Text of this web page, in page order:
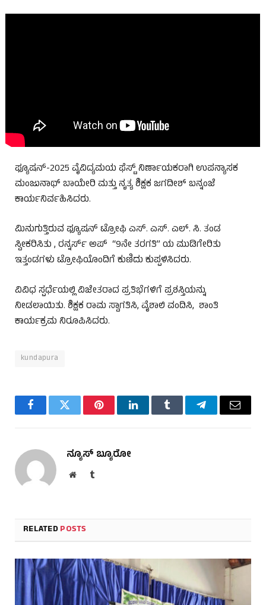
ಫ್ಯೂಷನ್-2025 ವೈವಿದ್ಯಮಯ ಫೆಸ್ಟ್ ನಿರ್ಣಾಯಕರಾಗಿ ಉಪನ್ಯಾಸಕ
ಮಂಜುನಾಥ್ ಬಾಯೇರಿ ಮತ್ತು ನೃತ್ಯ ಶಿಕ್ಷಕ ಜಗದೀಶ್ ಬನ್ನಂಜೆ
ಕಾರ್ಯನಿರ್ವಹಿಸಿದರು.
ಮಿನುಗುತ್ತಿರುವ ಫ್ಯೂಷನ್ ಟ್ರೋಫಿ ಎಸ್. ಎಸ್. ಎಲ್. ಸಿ. ತಂಡ
ಸ್ವೀಕರಿಸಿತು , ರನ್ನರ್ಸ್ ಅಪ್ “9ನೇ ತರಗತಿ” ಯ ಮುಡಿಗೇರಿತು
ಇತ್ತಂಡಗಳು ಟ್ರೋಫಿಯೊಂದಿಗೆ ಕುಣಿದು ಕುಪ್ಪಳಿಸಿದರು.
ವಿವಿಧ ಸ್ಪರ್ಧೆಯಲ್ಲಿ ವಿಜೇತರಾದ ಪ್ರತಿಭೆಗಳಿಗೆ ಪ್ರಶಸ್ತಿಯನ್ನು
ನೀಡಲಾಯಿತು. ಶಿಕ್ಷಕ ರಾಮ ಸ್ವಾಗತಿಸಿ, ವೈಶಾಲಿ ವಂದಿಸಿ, ಶಾಂತಿ
ಕಾರ್ಯಕ್ರಮ ನಿರೂಪಿಸಿದರು.
kundapura
FacebookTwitter PinterestLinkedInTumblr TelegramEmail
ನ್ಯೂಸ್ ಬ್ಯೂರೋ
WebsiteTumblr
RELATEDPOSTS